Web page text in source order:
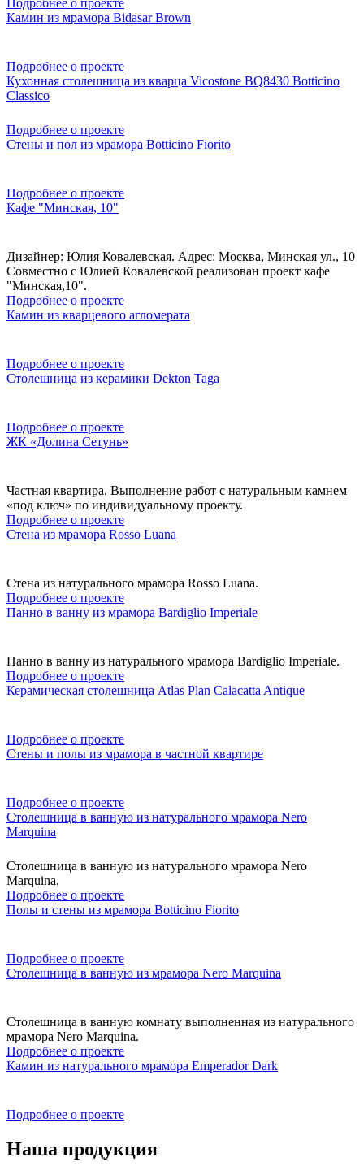
Камин из мрамора Bidasar Brown
Подробнее о проекте
Кухонная столешница из кварца Vicostone BQ8430 Botticino
Classico
Подробнее о проекте
Стены и пол из мрамора Botticino Fiorito
Подробнее о проекте
Кафе "Минская, 10"
Дизайнер: Юлия Ковалевская. Адрес: Москва, Минская ул., 10
Совместно с Юлией Ковалевской реализован проект кафе
"Минская,10".
Подробнее о проекте
Камин из кварцевого агломерата
Подробнее о проекте
Столешница из керамики Dekton Taga
Подробнее о проекте
ЖК «Долина Сетунь»
Частная квартира. Выполнение работ с натуральным камнем
«под ключ» по индивидуальному проекту.
Подробнее о проекте
Стена из мрамора Rosso Luana
Стена из натурального мрамора Rosso Luana.
Подробнее о проекте
Панно в ванну из мрамора Bardiglio Imperiale
Панно в ванну из натурального мрамора Bardiglio Imperiale.
Подробнее о проекте
Керамическая столешница Atlas Plan Calacatta Antique
Подробнее о проекте
Стены и полы из мрамора в частной квартире
Подробнее о проекте
Столешница в ванную из натурального мрамора Nero
Marquina
Столешница в ванную из натурального мрамора Nero
Marquina.
Подробнее о проекте
Полы и стены из мрамора Botticino Fiorito
Подробнее о проекте
Столешница в ванную из мрамора Nero Marquina
Столешница в ванную комнату выполненная из натурального
мрамора Nero Marquina.
Подробнее о проекте
Камин из натурального мрамора Emperador Dark
Подробнее о проекте
Наша продукция